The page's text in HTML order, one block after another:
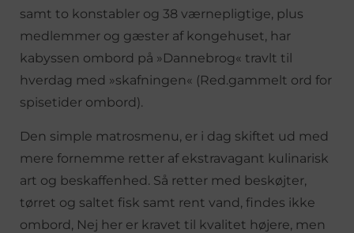
samt to konstabler og 38 værnepligtige, plus
medlemmer og gæster af kongehuset, har
kabyssen ombord på »Dannebrog« travlt til
hverdag med »skafningen« (Red.gammelt ord for
spisetider ombord).
Den simple matrosmenu, er i dag skiftet ud med
mere fornemme retter af ekstravagant kulinarisk
art og beskaffenhed. Så retter med beskøjter,
tørret og saltet fisk samt rent vand, findes ikke
ombord, Nej her er kravet til kvalitet højere, men